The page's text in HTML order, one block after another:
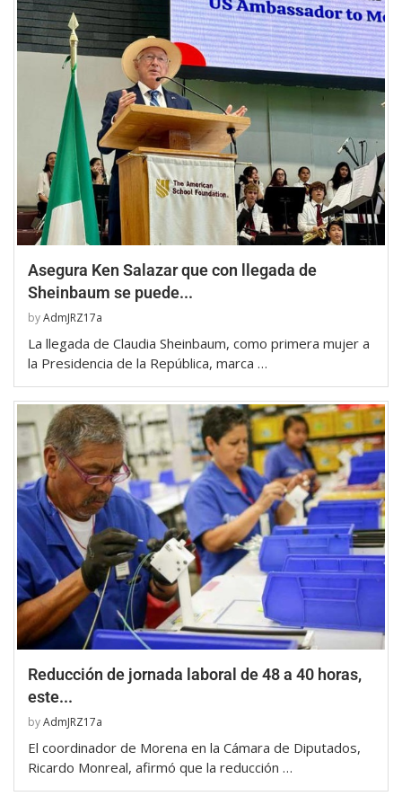
Asegura Ken Salazar que con llegada de
Sheinbaum se puede...
byAdmJRZ17a
La llegada de Claudia Sheinbaum, como primera mujer a
la Presidencia de la República, marca …
Reducción de jornada laboral de 48 a 40 horas,
este...
byAdmJRZ17a
El coordinador de Morena en la Cámara de Diputados,
Ricardo Monreal, afirmó que la reducción …